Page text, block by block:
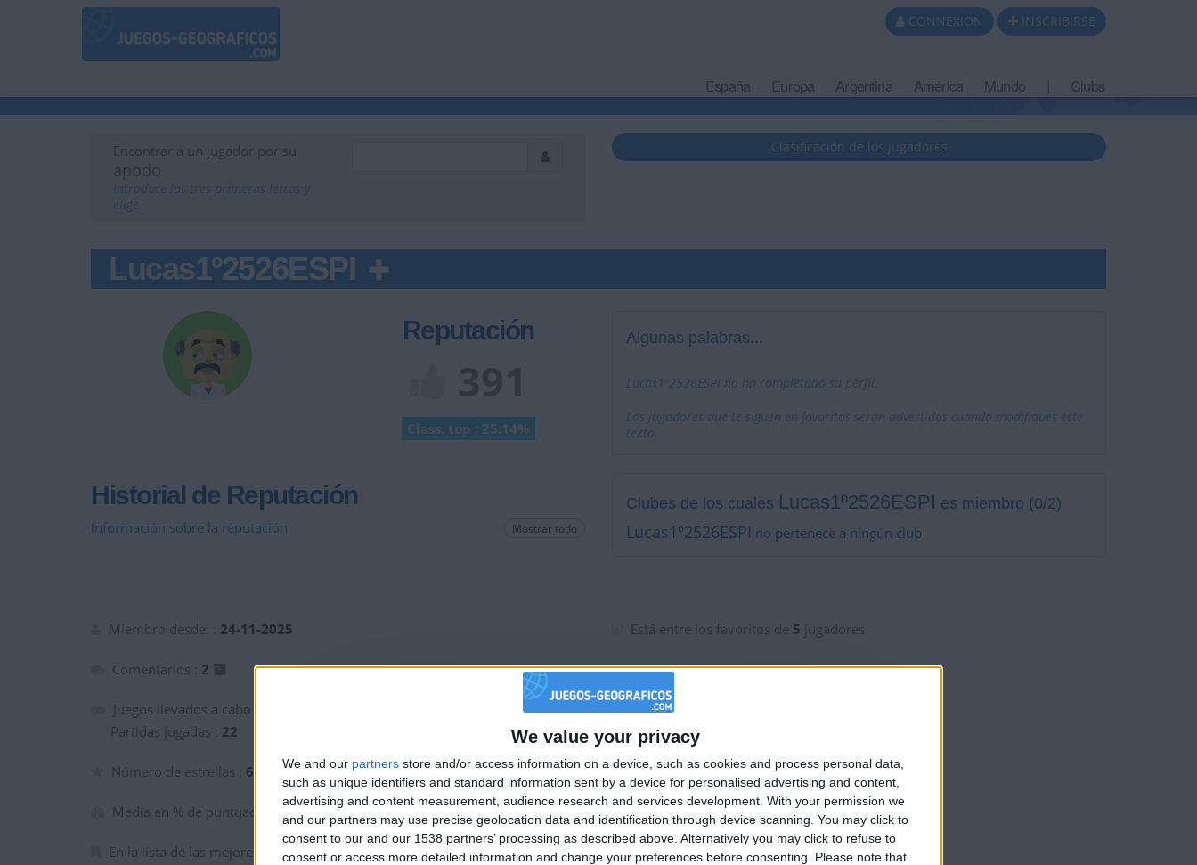
We value your privacy
We and our partners store and/or access information on a device, such as cookies and process personal data,
such as unique identifiers and standard information sent by a device for personalised advertising and content,
advertising and content measurement, audience research and services development. With your permission we
and our partners may use precise geolocation data and identification through device scanning. You may click to
consent to our and our 1538 partners’ processing as described above. Alternatively you may click to refuse to
consent or access more detailed information and change your preferences before consenting.
Please note that
CONNEXION INSCRIBIRSE
España Europa Argentina América Mundo Clubs
Encontrar a un jugador por su
apodo
Clasificación de los jugadores
Lucas1º2526ESPI
Reputación
Class. top : 25.14%
Historial de Reputación
Información sobre la réputación Mostrar todo
Algunas palabras...
Lucas1º2526ESPI no ha completado su perfil.
Los jugadores que te siguen en favoritos serán advertidos cuando modifiques este
texto.
Clubes de los cuales Lucas1º2526ESPI es miembro (0/2)
Lucas1º2526ESPI no pertenece a ningún club
Miembro desde: : 24-11-2025
Comentarios : 2
Juegos llevados a cabo :
Partidas jugadas : 22
Número de estrellas : 6
Media en % de puntuación max. : 78.70%
En la lista de las mejores partidas :0
Está entre los favoritos de 5 jugadores
🇺🇸 We noticed you’re visiting from
an English-speaking country
Join our American version now and be among
the firsts to submit your score on our
leaderboards!